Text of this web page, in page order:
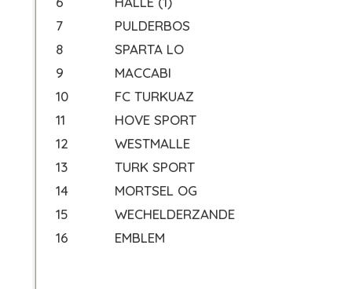
7
PULDERBOS
8
SPARTA LO
9
MACCABI
10
FC TURKUAZ
11
HOVE SPORT
12
WESTMALLE
13
TURK SPORT
14
MORTSEL OG
15
WECHELDERZANDE
16
EMBLEM